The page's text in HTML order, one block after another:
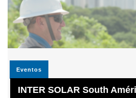
Eventos
INTER SOLAR South